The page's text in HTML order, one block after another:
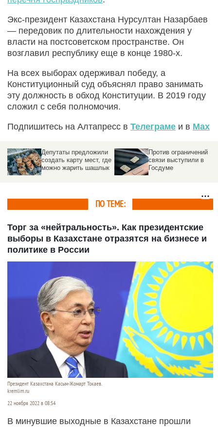
Экс-президент Казахстана Нурсултан Назарбаев
— передовик по длительности нахождения у
власти на постсоветском пространстве. Он
возглавил республику еще в конце 1980-х.
На всех выборах одерживал победу, а
Конституционный суд объяснял право занимать
эту должность в обход Конституции. В 2019 году
сложил с себя полномочия.
Подпишитесь на Алтапресс в Телеграме и в Max
Против ограничений
связи выступили в
Госдуме
Депутат-эрудит
отказался от
переизбрания в
ПО ТЕМЕ:
Торг за «нейтральность». Как президентские
выборы в Казахстане отразятся на бизнесе и
политике в России
Президент Казахстана Касым-Жомарт Токаев.
kremlim.ru
22 ноября 2022 в 08:54
В минувшие выходные в Казахстане прошли